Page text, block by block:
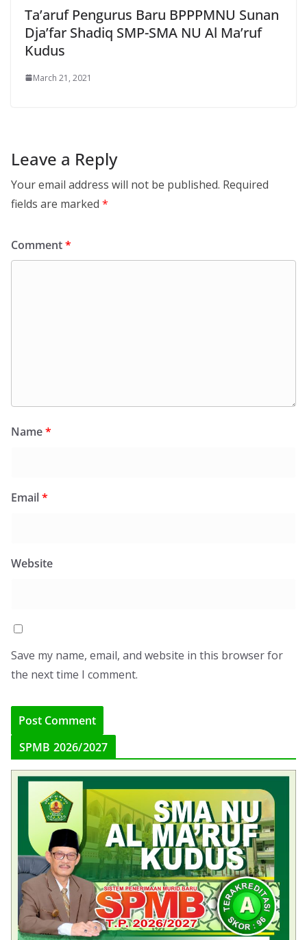
Ta’aruf Pengurus Baru BPPPMNU Sunan
Dja’far Shadiq SMP-SMA NU Al Ma’ruf
Kudus
March 21, 2021
Leave a Reply
Your email address will not be published. Required
fields are marked *
Comment*
Name*
Email*
Website
Save my name, email, and website in this browser for
the next time I comment.
SPMB 2026/2027